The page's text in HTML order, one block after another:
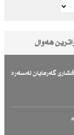
هەواڵ
گەرمایان لەسەرە